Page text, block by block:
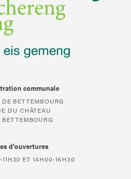
communale
BETTEMBOURG
DU CHÂTEAU
BETTEMBOURG
d’ouvertures
ET 14H00-16H30